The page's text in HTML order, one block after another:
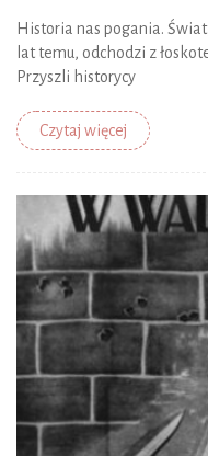
Historia nas pogania.
lat temu, odchodzi z
Przyszli historycy
Czytaj więcej